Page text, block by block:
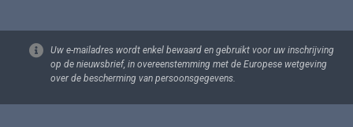
Uw e-mailadres wordt enkel bewaard en gebruikt voor uw inschrijving
op de nieuwsbrief, in overeenstemming met de Europese wetgeving
over de bescherming van persoonsgegevens.